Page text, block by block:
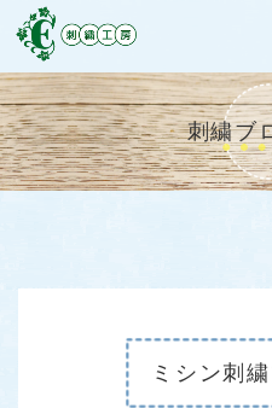
刺繍ブ
ミシン刺